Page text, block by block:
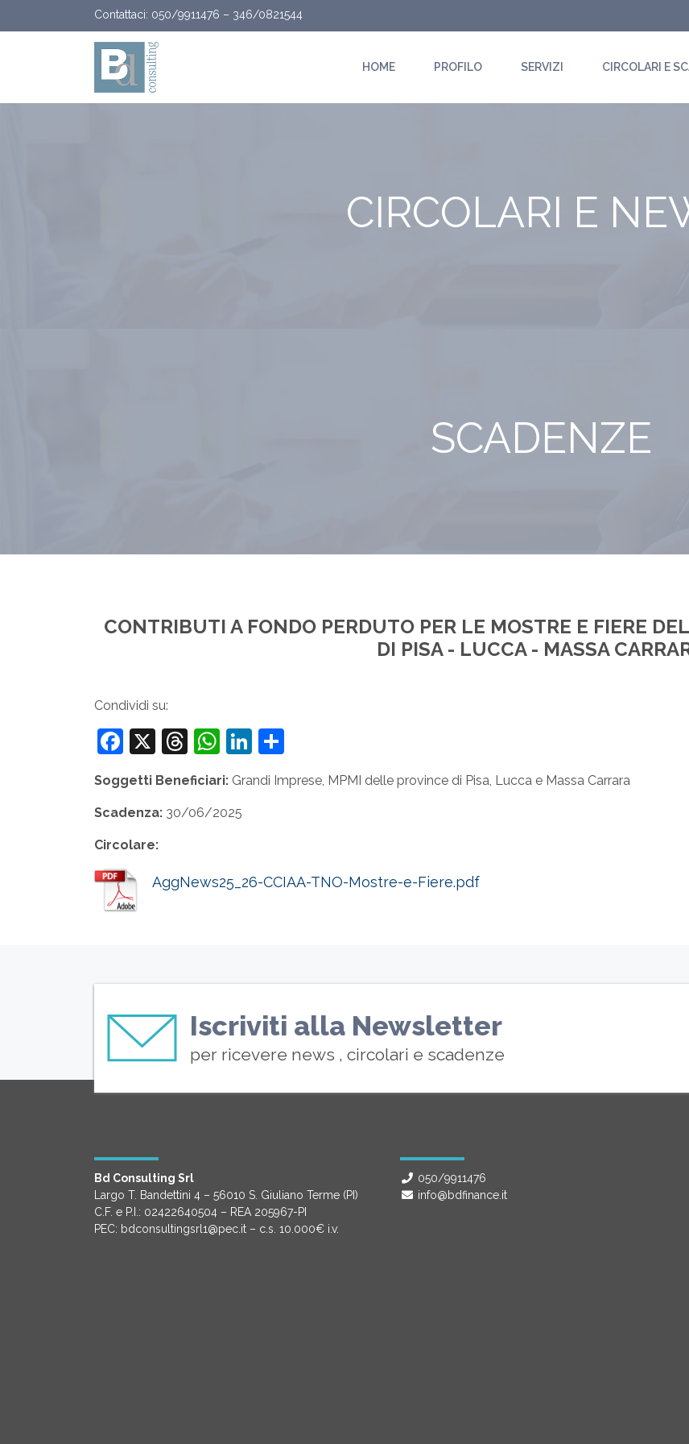
Vai al contenutoContattaci: 050/9911476 – 346/0821544
HOME PROFILO SERVIZI CIRCOLARI E
CIRCOLARI E
SCADENZE
CONTRIBUTI A FONDO PERDUTO PER LE MOSTRE E FIERE
DI PISA - LUCCA - MASSA
Condividi su:
Facebook
X Threads
WhatsApp
LinkedIn
Soggetti Beneficiari: Grandi Imprese, MPMI delle province di Pisa, Lucca e Massa Carrara
Scadenza: 30/06/2025
Circolare:
AggNews25_26-CCIAA-TNO-Mostre-e-Fiere.pdf
Iscriviti alla Newsletter
per ricevere news , circolari e scadenze
Bd Consulting Srl
Largo T. Bandettini 4 – 56010 S. Giuliano Terme (PI)
C.F. e P.I.: 02422640504 – REA 205967-PI
PEC: bdconsultingsrl1@pec.it – c.s. 10.000€ i.v.
050/9911476
info@bdfinance.it